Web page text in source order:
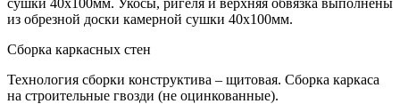
из обрезной доски камерной сушки 40х100мм.
Сборка каркасных стен
Технология сборки конструктива – щитовая. Сборка каркаса
на строительные гвозди (не оцинкованные).